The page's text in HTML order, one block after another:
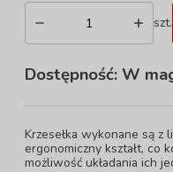
szt.
Dostępność: W
Krzesełka wykonane są z
ergonomiczny kształt, co
możliwość układania ich